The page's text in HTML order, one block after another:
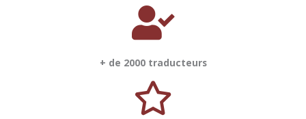
+ de 2000 traducteurs